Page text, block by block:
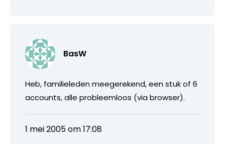
BasW
Heb, familieleden meegerekend, een stuk of 6
accounts, alle probleemloos (via browser).
1 mei 2005 om 17:08